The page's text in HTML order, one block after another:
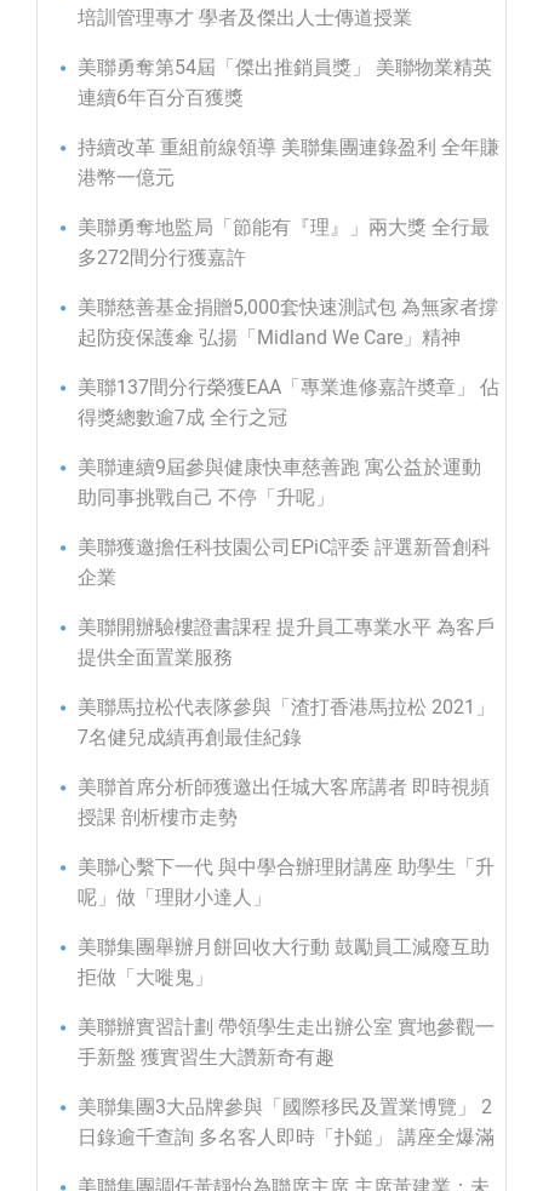
培訓管理專才 學者及傑出人士傳道授業
美聯勇奪第54屆「傑出推銷員獎」 美聯物業精英
連續6年百分百獲獎
持續改革 重組前線領導 美聯集團連錄盈利 全年賺
港幣一億元
美聯勇奪地監局「節能有『理』」兩大獎 全行最
多272間分行獲嘉許
美聯慈善基金捐贈5,000套快速測試包 為無家者撐
起防疫保護傘 弘揚「Midland We Care」精神
美聯137間分行榮獲EAA「專業進修嘉許奬章」 佔
得獎總數逾7成 全行之冠
美聯連續9屆參與健康快車慈善跑 寓公益於運動
助同事挑戰自己 不停「升呢」
美聯獲邀擔任科技園公司EPiC評委 評選新晉創科
企業
美聯開辦驗樓證書課程 提升員工專業水平 為客戶
提供全面置業服務
美聯馬拉松代表隊參與「渣打香港馬拉松 2021」
7名健兒成績再創最佳紀錄
美聯首席分析師獲邀出任城大客席講者 即時視頻
授課 剖析樓市走勢
美聯心繫下一代 與中學合辦理財講座 助學生「升
呢」做「理財小達人」
美聯集團舉辦月餅回收大行動 鼓勵員工減廢互助
拒做「大嘥鬼」
美聯辦實習計劃 帶領學生走出辦公室 實地參觀一
手新盤 獲實習生大讚新奇有趣
美聯集團3大品牌參與「國際移民及置業博覽」 2
日錄逾千查詢 多名客人即時「扑鎚」 講座全爆滿